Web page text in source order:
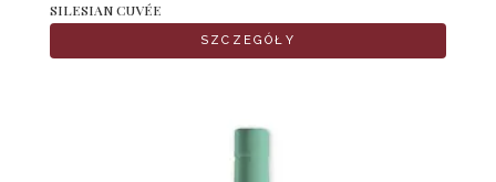
SILESIAN CUVÉE
SZCZEGÓŁY